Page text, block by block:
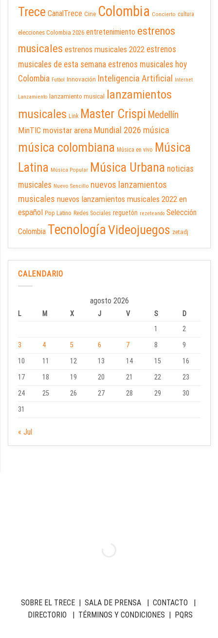
Trece CanalTrece Cine Colombia Concierto cultura
elecciones Colombia 2026 entretenimiento estrenos
musicales estrenos musicales 2022 estrenos
musicales de esta semana estrenos musicales hoy
Colombia Futbol Innovación Inteligencia Artificial Internet
Lanzamiento lanzamiento musical
lanzamientos
musicales Link Master Crispi Medellín
MinTIC movistar arena Mundial 2026 música
música colombiana Música en vivo Música
Latina Música Popular Música Urbana noticias
musicales Nuevo Sencillo nuevos lanzamientos
musicales nuevos lanzamientos musicales 2022 en
español Pop Latino Redes Sociales reguetón rezeteando Selección
Colombia TecnologíaVideojuegos zetadj
CALENDARIO
agosto 2026
L M X J V S
D
1
2
3
4 5 6 7 8
9
10
11 12 13 14 15
16
17
18 19 20 21 22
23
24
25 26 27 28 29
30
31
« Jul
SOBRE EL TRECE| SALA DE PRENSA| CONTACTO
DIRECTORIO
TÉRMINOS Y CONDICIONES PQRS